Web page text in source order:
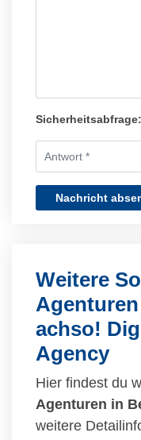
Sicherheitsabfrage:
Nachricht
Weitere
achso!
Agency
Hier findest du
Agenturen in
weitere